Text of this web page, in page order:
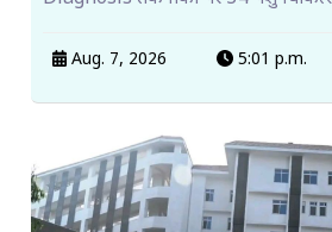
Aug. 7, 2026 5:01 p.m.